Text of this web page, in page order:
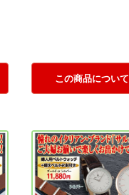
この商品について